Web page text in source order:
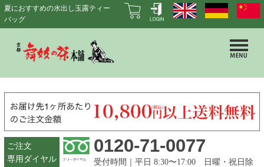
夏におすすめの水出し玉露ティー
バッグ
ご注文
専用ダイヤル
0120-71-0077
受付時間｜平日 8:30〜17:00 日曜・祝日除